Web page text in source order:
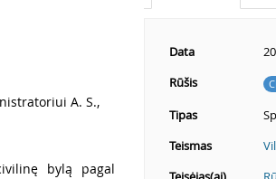
A. S.,
bylą pagal
Data
Rūšis
Tipas
Teismas